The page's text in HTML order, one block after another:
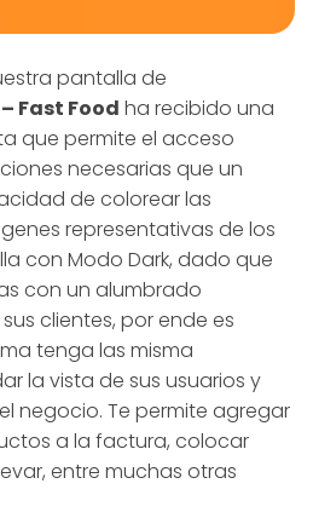
pantalla de
Fast Food ha recibido una
que permite el acceso
necesarias que un
de colorear las
representativas de los
con Modo Dark, dado que
con un alumbrado
clientes, por ende es
tenga las misma
la vista de sus usuarios y
negocio. Te permite agregar
a la factura, colocar
entre muchas otras